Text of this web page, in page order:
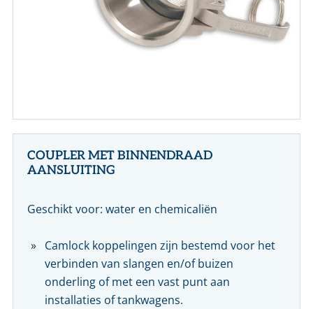
COUPLER MET BINNENDRAAD
AANSLUITING
Geschikt voor: water en chemicaliën
Camlock koppelingen zijn bestemd voor het
verbinden van slangen en/of buizen
onderling of met een vast punt aan
installaties of tankwagens.